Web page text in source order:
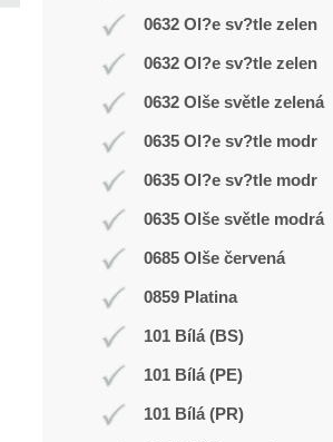
0632 Ol?e sv?tle zelen
0632 Ol?e sv?tle zelen
0632 Olše světle zelená
0635 Ol?e sv?tle modr
0635 Ol?e sv?tle modr
0635 Olše světle modrá
0685 Olše červená
0859 Platina
101 Bílá (BS)
101 Bílá (PE)
101 Bílá (PR)